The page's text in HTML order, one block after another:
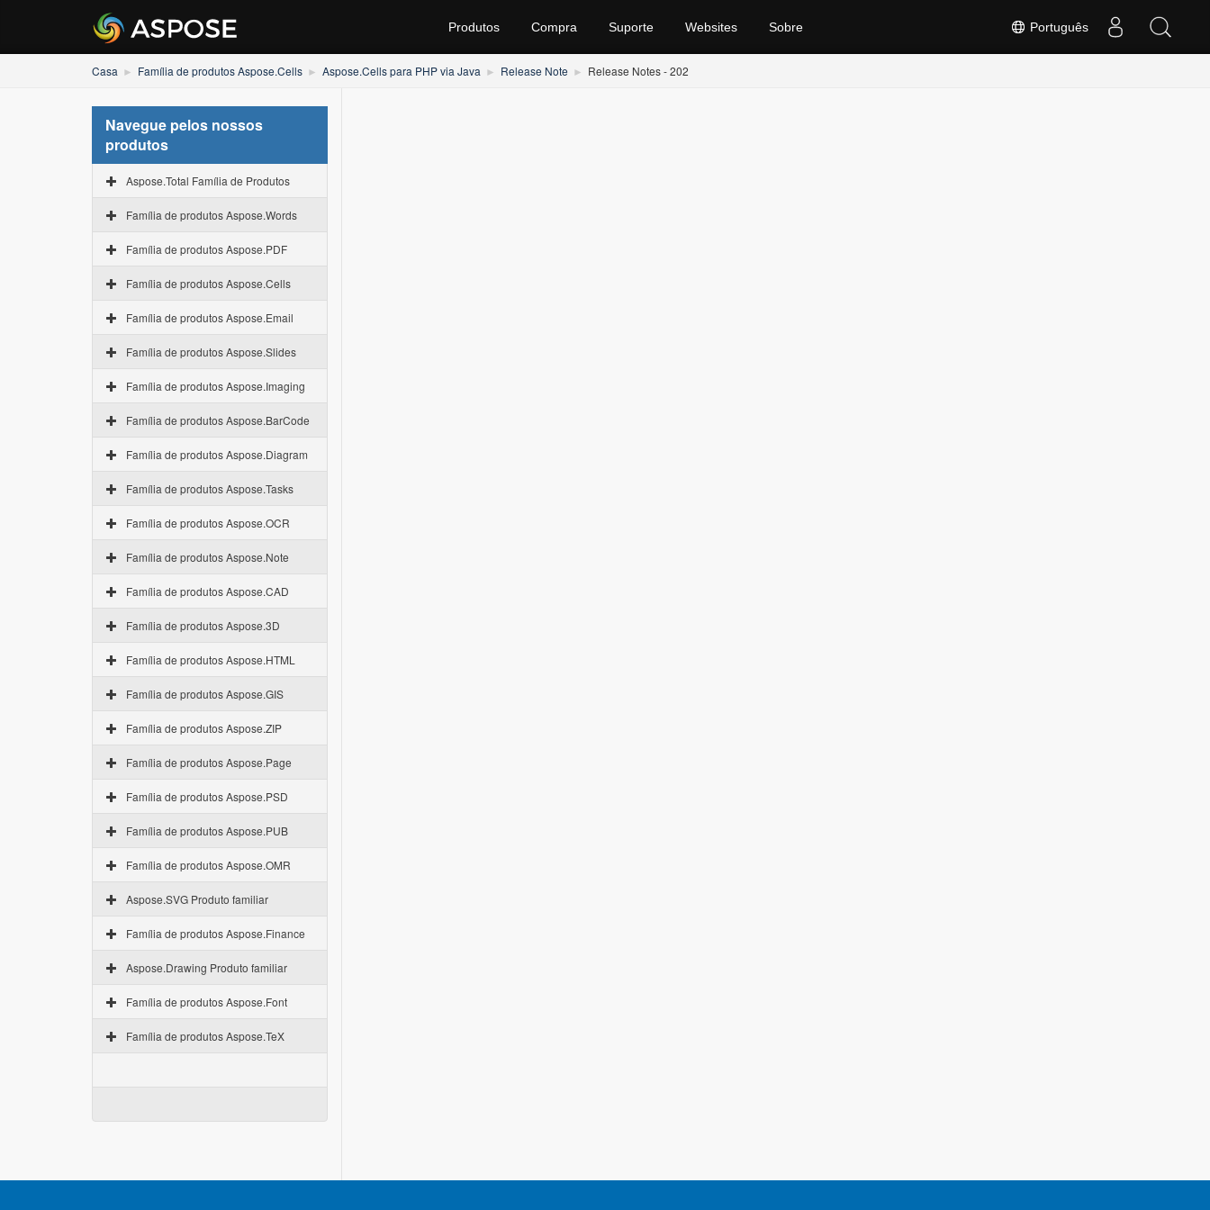
Português
Produtos Compra Suporte Websites Sobre
Casa Família de produtos Aspose.Cells Aspose.Cells para PHP via Java Release Note Release Notes - 202
Navegue pelos nossos
produtos
Aspose.Total Família de Produtos
Família de produtos Aspose.Words
Família de produtos Aspose.PDF
Família de produtos Aspose.Cells
Família de produtos Aspose.Email
Família de produtos Aspose.Slides
Família de produtos Aspose.Imaging
Família de produtos Aspose.BarCode
Família de produtos Aspose.Diagram
Família de produtos Aspose.Tasks
Família de produtos Aspose.OCR
Família de produtos Aspose.Note
Família de produtos Aspose.CAD
Família de produtos Aspose.3D
Família de produtos Aspose.HTML
Família de produtos Aspose.GIS
Família de produtos Aspose.ZIP
Família de produtos Aspose.Page
Família de produtos Aspose.PSD
Família de produtos Aspose.PUB
Família de produtos Aspose.OMR
Aspose.SVG Produto familiar
Família de produtos Aspose.Finance
Aspose.Drawing Produto familiar
Família de produtos Aspose.Font
Família de produtos Aspose.TeX